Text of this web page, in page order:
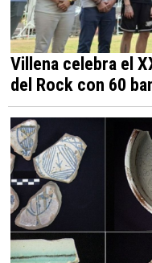
Villena celebra el
del Rock con 60